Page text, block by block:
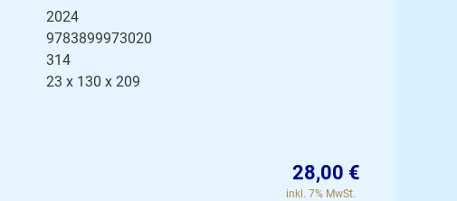
2024
9783899973020
314
23 x 130 x 209
28,00 €
inkl. 7% MwSt.